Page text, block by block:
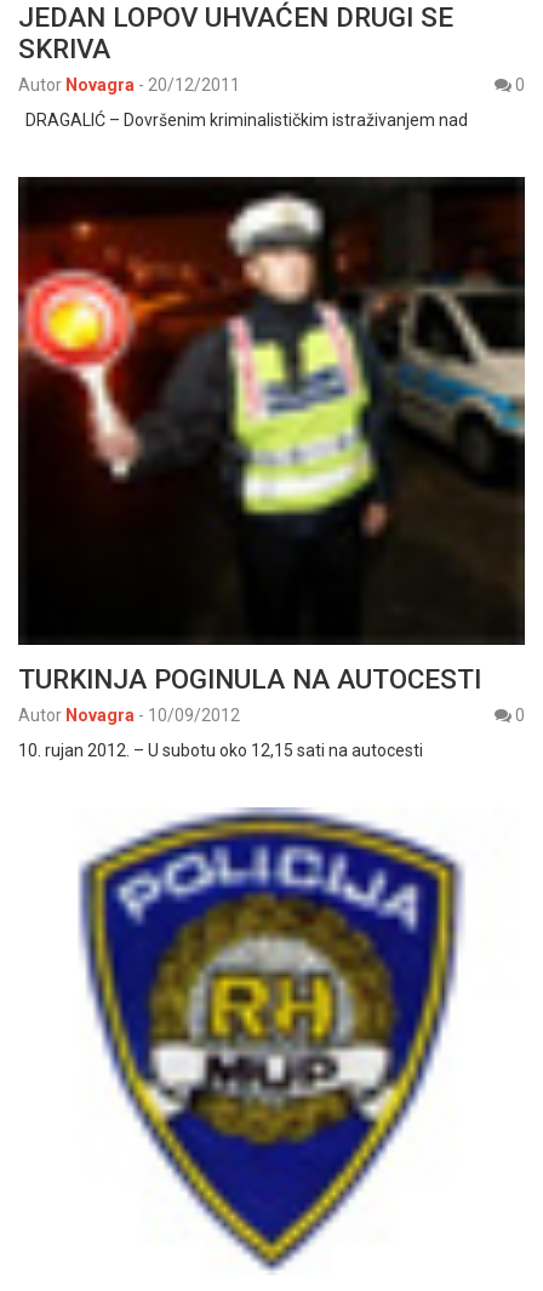
JEDAN LOPOV UHVAĆEN DRUGI SE
SKRIVA
Autor Novagra - 20/12/2011
0
DRAGALIĆ – Dovršenim kriminalističkim istraživanjem nad
TURKINJA POGINULA NA AUTOCESTI
Autor Novagra - 10/09/2012
0
10. rujan 2012. – U subotu oko 12,15 sati na autocesti